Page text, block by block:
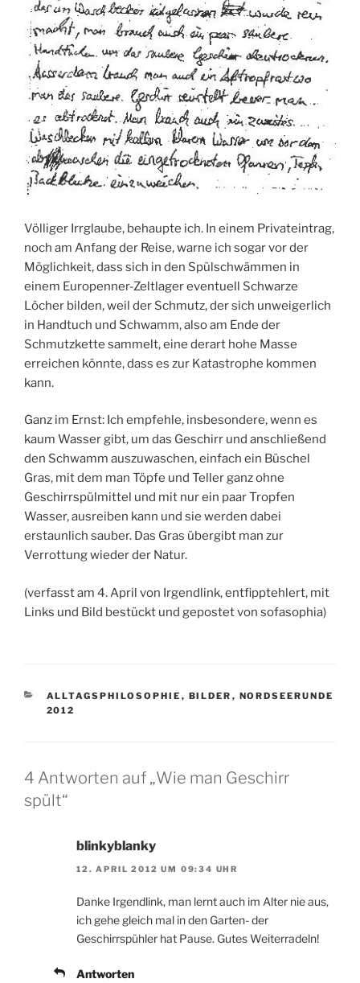
Völliger Irrglaube, behaupte ich. In einem Privateintrag,
noch am Anfang der Reise, warne ich sogar vor der
Möglichkeit, dass sich in den Spülschwämmen in
einem Europenner-Zeltlager eventuell Schwarze
Löcher bilden, weil der Schmutz, der sich unweigerlich
in Handtuch und Schwamm, also am Ende der
Schmutzkette sammelt, eine derart hohe Masse
erreichen könnte, dass es zur Katastrophe kommen
kann.
Ganz im Ernst: Ich empfehle, insbesondere, wenn es
kaum Wasser gibt, um das Geschirr und anschließend
den Schwamm auszuwaschen, einfach ein Büschel
Gras, mit dem man Töpfe und Teller ganz ohne
Geschirrspülmittel und mit nur ein paar Tropfen
Wasser, ausreiben kann und sie werden dabei
erstaunlich sauber. Das Gras übergibt man zur
Verrottung wieder der Natur.
(verfasst am 4. April von Irgendlink, entfipptehlert, mit
Links und Bild bestückt und gepostet von sofasophia)
KATEGORIEN
ALLTAGSPHILOSOPHIE , BILDER , NORDSEERUNDE
2012
4 Antworten auf „Wie man Geschirr
spült“
blinkyblanky
12. APRIL 2012 UM 09:34 UHR
Danke Irgendlink, man lernt auch im Alter nie aus,
ich gehe gleich mal in den Garten- der
Geschirrspühler hat Pause. Gutes Weiterradeln!
Antworten